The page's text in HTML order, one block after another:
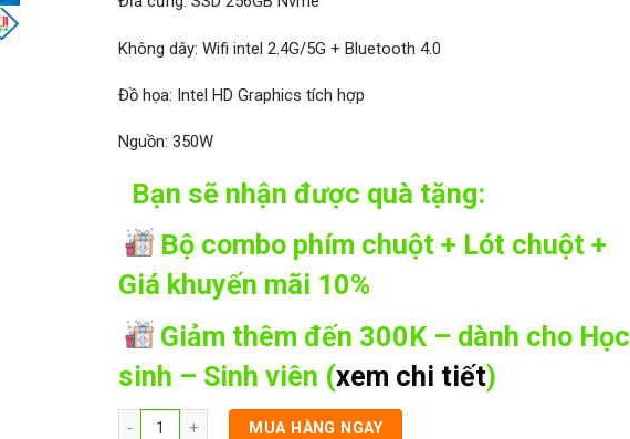
Không dây: Wifi intel 2.4G/5G + Bluetooth 4.0
Đồ họa: Intel HD Graphics tích hợp
Nguồn: 350W
Bạn sẽ nhận được quà tặng:
Bộ combo phím chuột + Lót chuột +
Giá khuyến mãi 10%
Giảm thêm đến 300K – dành cho Học
sinh – Sinh viên (xem chi tiết)
MUA HÀNG NGAY